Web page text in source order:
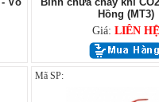
Hồng (MT3)
Giá: LIÊN HỆ
Mã SP: